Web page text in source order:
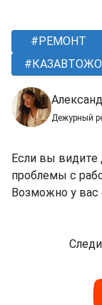
РЕМОНТ
Дежурный
Если вы видите
проблемы с
Возможно у вас